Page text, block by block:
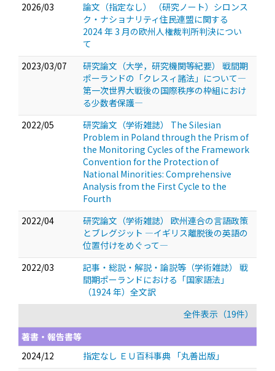
2026/03
論文（指定なし） （研究ノート）シロンス
ク・ナショナリティ住民連盟に関する
2024 年 3 月の欧州人権裁判所判決につい
て
2023/03/07
研究論文（大学，研究機関等紀要） 戦間期
ポーランドの「クレスィ諸法」について―
第一次世界大戦後の国際秩序の枠組におけ
る少数者保護―
2022/05
研究論文（学術雑誌） The Silesian
Problem in Poland through the Prism of
the Monitoring Cycles of the Framework
Convention for the Protection of
National Minorities: Comprehensive
Analysis from the First Cycle to the
Fourth
2022/04
研究論文（学術雑誌） 欧州連合の言語政策
とブレグジット ―イギリス離脱後の英語の
位置付けをめぐって―
2022/03
記事・総説・解説・論説等（学術雑誌） 戦
間期ポーランドにおける「国家語法」
（1924 年）全文訳
全件表示（19件）
著書・報告書等
2024/12
指定なし ＥＵ百科事典 「丸善出版」